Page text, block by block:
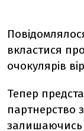
вкластися
очокулярів
Тепер
партнерство
залишаючись